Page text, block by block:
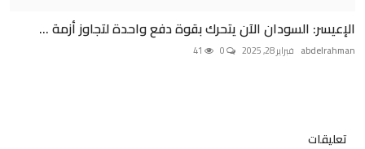
الإعيسر: السودان الآن يتحرك بقوة دفع واحدة لتجاوز أزمة ...
abdelrahman فبراير 28, 2025
تعليقات